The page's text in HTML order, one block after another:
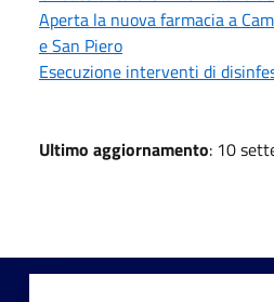
Aperta la nuova farmacia a
e San Piero
Esecuzione interventi di
Ultimo aggiornamento: 10